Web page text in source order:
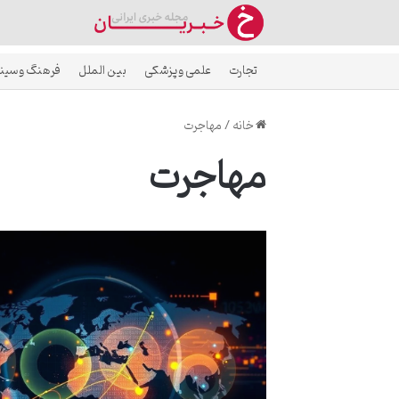
تجارت علمی و پزشکی بین الملل فرهنگ و
خانه/مهاجرت
مهاجرت